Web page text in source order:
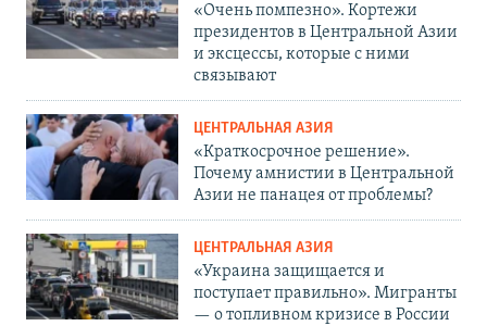
«Очень помпезно». Кортежи
президентов в Центральной Азии
и эксцессы, которые с ними
связывают
ЦЕНТРАЛЬНАЯ АЗИЯ
«Краткосрочное решение».
Почему амнистии в Центральной
Азии не панацея от проблемы?
ЦЕНТРАЛЬНАЯ АЗИЯ
«Украина защищается и
поступает правильно». Мигранты
— о топливном кризисе в России